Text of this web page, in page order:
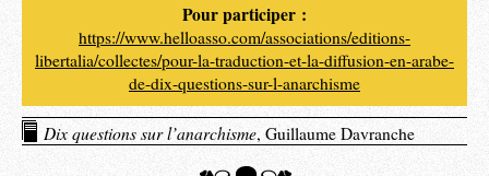
Pour participer :
https://www.helloasso.com/associations/editions-
libertalia/collectes/pour-la-traduction-et-la-diffusion-en-arabe-
de-dix-questions-sur-l-anarchisme
Dix questions sur l’anarchisme, Guillaume Davranche